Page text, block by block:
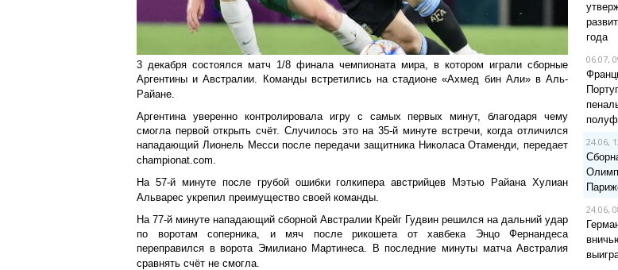
3 декабря состоялся матч 1/8 финала чемпионата мира, в котором играли сборные
Аргентины и Австралии. Команды встретились на стадионе «Ахмед бин Али» в Аль-
Райане.
Аргентина уверенно контролировала игру с самых первых минут, благодаря чему
смогла первой открыть счёт. Случилось это на 35-й минуте встречи, когда отличился
нападающий Лионель Месси после передачи защитника Николаса Отаменди, передает
championat.com.
На 57-й минуте после грубой ошибки голкипера австрийцев Мэтью Райана Хулиан
Альварес укрепил преимущество своей команды.
На 77-й минуте нападающий сборной Австралии Крейг Гудвин решился на дальний удар
по воротам соперника, и мяч после рикошета от хавбека Энцо Фернандеса
переправился в ворота Эмилиано Мартинеса. В последние минуты матча Австралия
сравнять счёт не смогла.
года
06.07,
24.06,
24.06,